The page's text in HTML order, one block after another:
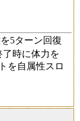
5ターン回復
了時に体力を
を自属性スロ